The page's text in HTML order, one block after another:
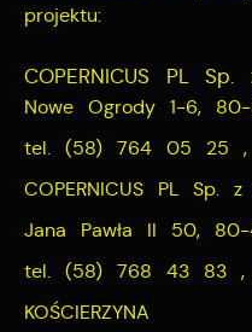
projektu:
COPERNICUS PL
Nowe Ogrody 1-6,
tel. (58) 764 05 25 ,
COPERNICUS PL Sp.
Jana Pawła II 50, 80-
tel. (58) 768 43 83 ,
KOŚCIERZYNA